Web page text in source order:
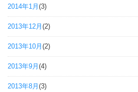
2014年1月 (3)
2013年12月 (2)
2013年10月 (2)
2013年9月 (4)
2013年8月 (3)